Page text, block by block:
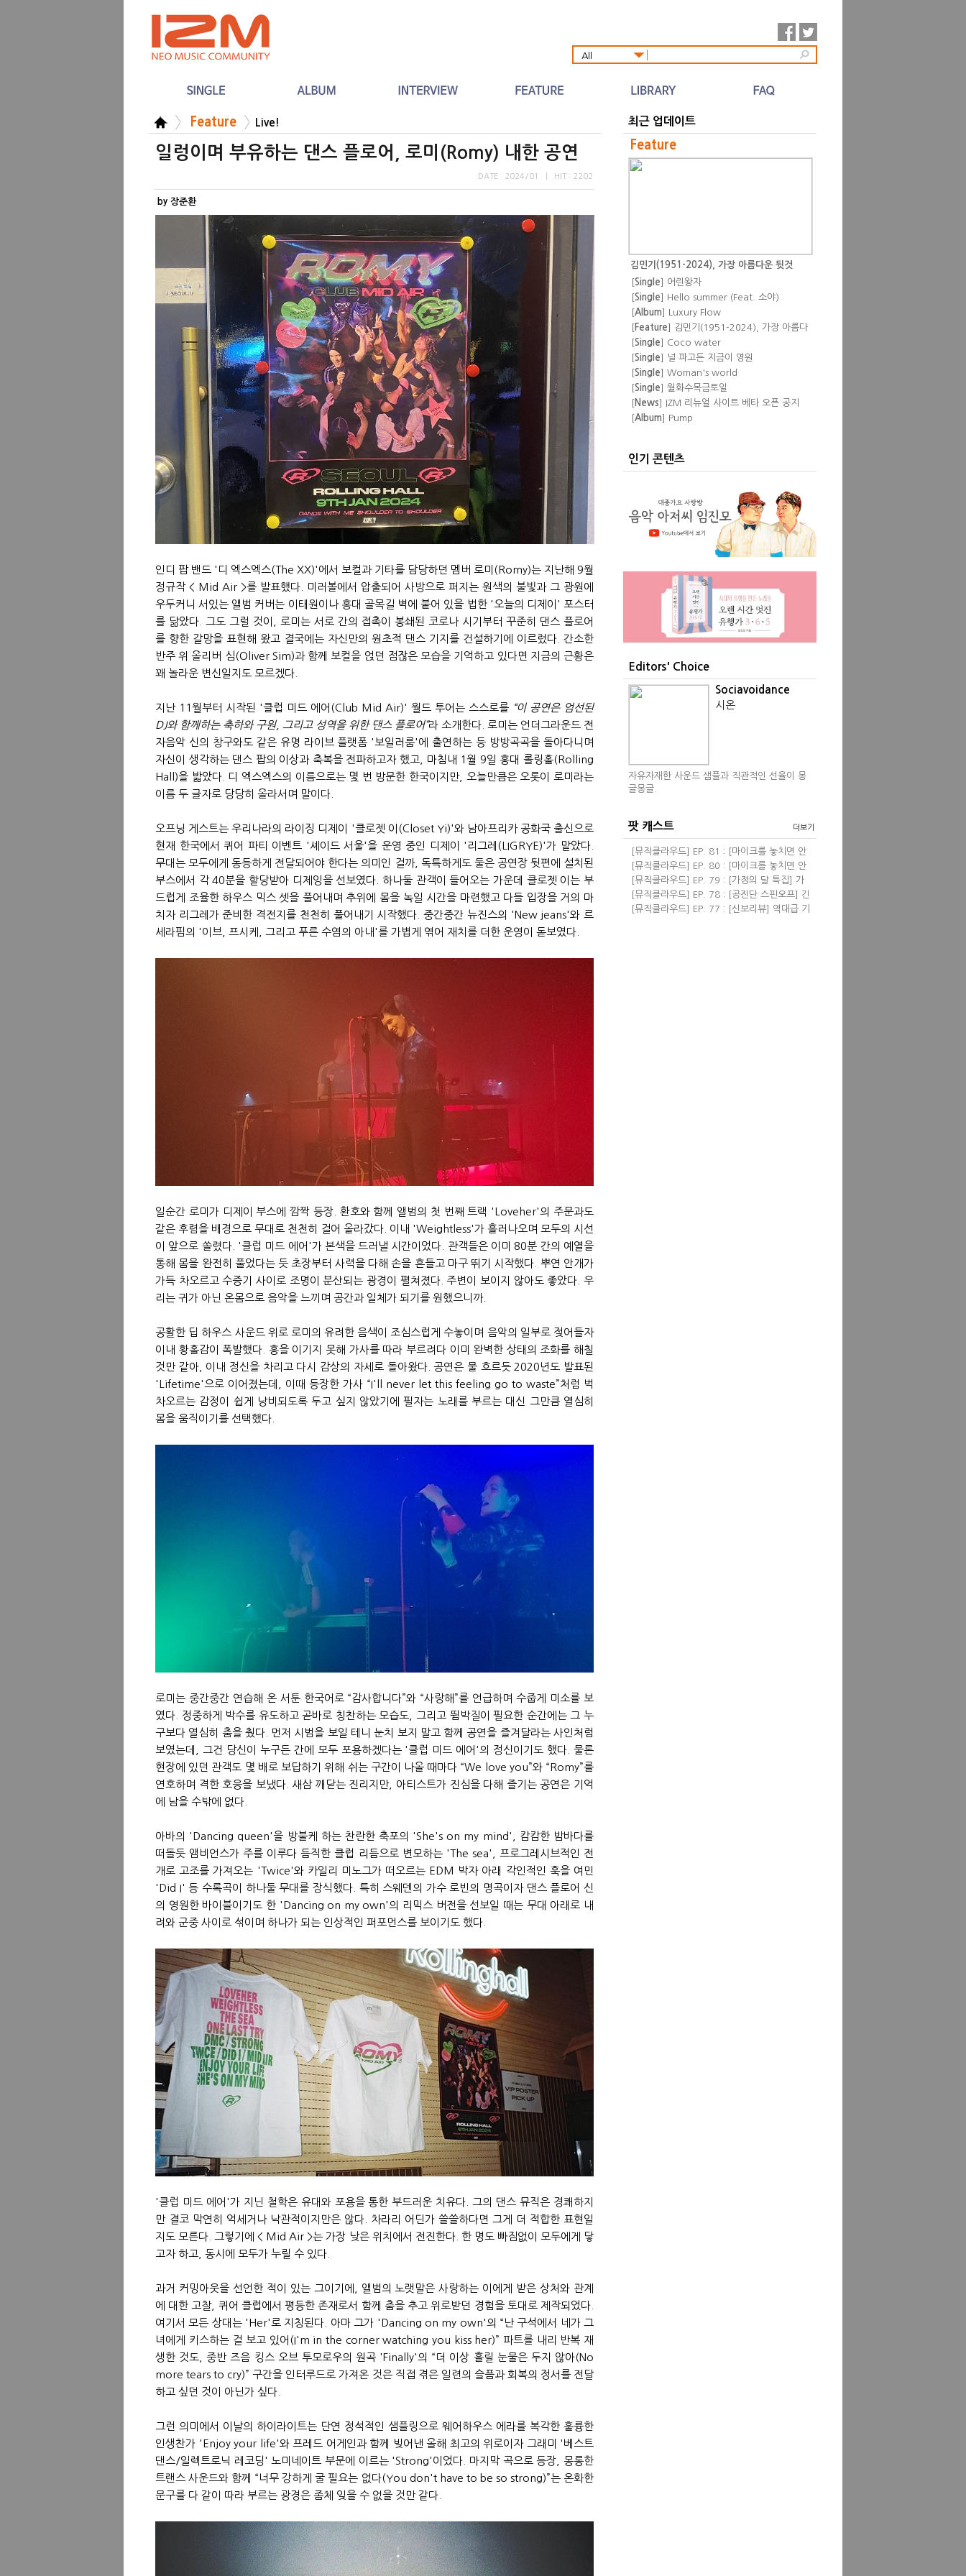
All
Feature Live!
일렁이며 부유하는 댄스 플로어, 로미(Romy) 내한 공연
DATE : 2024/01 HIT : 2202
by 장준환
인디 팝 밴드 '디 엑스엑스(The XX)'에서 보컬과 기타를 담당하던 멤버 로미(Romy)는 지난해 9월
정규작 < Mid Air >를 발표했다. 미러볼에서 압출되어 사방으로 퍼지는 원색의 불빛과 그 광원에
우두커니 서있는 앨범 커버는 이태원이나 홍대 골목길 벽에 붙어 있을 법한 '오늘의 디제이' 포스터
를 닮았다. 그도 그럴 것이, 로미는 서로 간의 접촉이 봉쇄된 코로나 시기부터 꾸준히 댄스 플로어
를 향한 갈망을 표현해 왔고 결국에는 자신만의 원초적 댄스 기지를 건설하기에 이르렀다. 간소한
반주 위 올리버 심(Oliver Sim)과 함께 보컬을 얹던 점잖은 모습을 기억하고 있다면 지금의 근황은
꽤 놀라운 변신일지도 모르겠다.
지난 11월부터 시작된 '클럽 미드 에어(Club Mid Air)' 월드 투어는 스스로를 “이 공연은 엄선된
DJ와 함께하는 축하와 구원, 그리고 성역을 위한 댄스 플로어”라 소개한다. 로미는 언더그라운드 전
자음악 신의 창구와도 같은 유명 라이브 플랫폼 '보일러룸'에 출연하는 등 방방곡곡을 돌아다니며
자신이 생각하는 댄스 팝의 이상과 축복을 전파하고자 했고, 마침내 1월 9일 홍대 롤링홀(Rolling
Hall)을 밟았다. 디 엑스엑스의 이름으로는 몇 번 방문한 한국이지만, 오늘만큼은 오롯이 로미라는
이름 두 글자로 당당히 올라서며 말이다.
오프닝 게스트는 우리나라의 라이징 디제이 '클로젯 이(Closet Yi)'와 남아프리카 공화국 출신으로
현재 한국에서 퀴어 파티 이벤트 '셰이드 서울'을 운영 중인 디제이 '리그레(LIGRYE)'가 맡았다.
무대는 모두에게 동등하게 전달되어야 한다는 의미인 걸까, 독특하게도 둘은 공연장 뒷편에 설치된
부스에서 각 40분을 할당받아 디제잉을 선보였다. 하나둘 관객이 들어오는 가운데 클로젯 이는 부
드럽게 조율한 하우스 믹스 셋을 풀어내며 추위에 몸을 녹일 시간을 마련했고 다들 입장을 거의 마
치자 리그레가 준비한 격전지를 천천히 풀어내기 시작했다. 중간중간 뉴진스의 'New jeans'와 르
세라핌의 '이브, 프시케, 그리고 푸른 수염의 아내'를 가볍게 엮어 재치를 더한 운영이 돋보였다.
일순간 로미가 디제이 부스에 깜짝 등장. 환호와 함께 앨범의 첫 번째 트랙 'Loveher'의 주문과도
같은 후렴을 배경으로 무대로 천천히 걸어 올라갔다. 이내 'Weightless'가 흘러나오며 모두의 시선
이 앞으로 쏠렸다. '클럽 미드 에어'가 본색을 드러낼 시간이었다. 관객들은 이미 80분 간의 예열을
통해 몸을 완전히 풀었다는 듯 초장부터 사력을 다해 손을 흔들고 마구 뛰기 시작했다. 뿌연 안개가
가득 차오르고 수증기 사이로 조명이 분산되는 광경이 펼쳐졌다. 주변이 보이지 않아도 좋았다. 우
리는 귀가 아닌 온몸으로 음악을 느끼며 공간과 일체가 되기를 원했으니까.
공활한 딥 하우스 사운드 위로 로미의 유려한 음색이 조심스럽게 수놓이며 음악의 일부로 젖어들자
이내 황홀감이 폭발했다. 흥을 이기지 못해 가사를 따라 부르려다 이미 완벽한 상태의 조화를 해칠
것만 같아, 이내 정신을 차리고 다시 감상의 자세로 돌아왔다. 공연은 물 흐르듯 2020년도 발표된
'Lifetime'으로 이어졌는데, 이때 등장한 가사 “I'll never let this feeling go to waste”처럼 벅
차오르는 감정이 쉽게 낭비되도록 두고 싶지 않았기에 필자는 노래를 부르는 대신 그만큼 열심히
몸을 움직이기를 선택했다.
로미는 중간중간 연습해 온 서툰 한국어로 “감사합니다”와 “사랑해”를 언급하며 수줍게 미소를 보
였다. 정중하게 박수를 유도하고 곧바로 칭찬하는 모습도, 그리고 뜀박질이 필요한 순간에는 그 누
구보다 열심히 춤을 췄다. 먼저 시범을 보일 테니 눈치 보지 말고 함께 공연을 즐겨달라는 사인처럼
보였는데, 그건 당신이 누구든 간에 모두 포용하겠다는 '클럽 미드 에어'의 정신이기도 했다. 물론
현장에 있던 관객도 몇 배로 보답하기 위해 쉬는 구간이 나올 때마다 “We love you”와 “Romy”를
연호하며 격한 호응을 보냈다. 새삼 깨닫는 진리지만, 아티스트가 진심을 다해 즐기는 공연은 기억
에 남을 수밖에 없다.
아바의 'Dancing queen'을 방불케 하는 찬란한 축포의 'She's on my mind', 캄캄한 밤바다를
떠돌듯 앰비언스가 주를 이루다 듬직한 클럽 리듬으로 변모하는 'The sea', 프로그레시브적인 전
개로 고조를 가져오는 'Twice'와 카일리 미노그가 떠오르는 EDM 박자 아래 각인적인 훅을 여민
'Did I' 등 수록곡이 하나둘 무대를 장식했다. 특히 스웨덴의 가수 로빈의 명곡이자 댄스 플로어 신
의 영원한 바이블이기도 한 'Dancing on my own'의 리믹스 버전을 선보일 때는 무대 아래로 내
려와 군중 사이로 섞이며 하나가 되는 인상적인 퍼포먼스를 보이기도 했다.
'클럽 미드 에어'가 지닌 철학은 유대와 포용을 통한 부드러운 치유다. 그의 댄스 뮤직은 경쾌하지
만 결코 막연히 억세거나 낙관적이지만은 않다. 차라리 어딘가 쓸쓸하다면 그게 더 적합한 표현일
지도 모른다. 그렇기에 < Mid Air >는 가장 낮은 위치에서 전진한다. 한 명도 빠짐없이 모두에게 닿
고자 하고, 동시에 모두가 누릴 수 있다.
과거 커밍아웃을 선언한 적이 있는 그이기에, 앨범의 노랫말은 사랑하는 이에게 받은 상처와 관계
에 대한 고찰, 퀴어 클럽에서 평등한 존재로서 함께 춤을 추고 위로받던 경험을 토대로 제작되었다.
여기서 모든 상대는 'Her'로 지칭된다. 아마 그가 'Dancing on my own'의 “난 구석에서 네가 그
녀에게 키스하는 걸 보고 있어(I'm in the corner watching you kiss her)” 파트를 내리 반복 재
생한 것도, 중반 즈음 킹스 오브 투모로우의 원곡 'Finally'의 “더 이상 흘릴 눈물은 두지 않아(No
more tears to cry)” 구간을 인터루드로 가져온 것은 직접 겪은 일련의 슬픔과 회복의 정서를 전달
하고 싶던 것이 아닌가 싶다.
그런 의미에서 이날의 하이라이트는 단연 정석적인 샘플링으로 웨어하우스 에라를 복각한 훌륭한
인생찬가 'Enjoy your life'와 프레드 어게인과 함께 빚어낸 올해 최고의 위로이자 그래미 '베스트
댄스/일렉트로닉 레코딩' 노미네이트 부문에 이르는 'Strong'이었다. 마지막 곡으로 등장, 몽롱한
트랜스 사운드와 함께 “너무 강하게 굴 필요는 없다(You don't have to be so strong)”는 온화한
문구를 다 같이 따라 부르는 광경은 좀체 잊을 수 없을 것만 같다.
최근 업데이트
Feature
김민기(1951-2024), 가장 아름다운 뒷것
[Single] 어린왕자
[Single] Hello summer (Feat. 소야)
[Album] Luxury Flow
[Feature] 김민기(1951-2024), 가장 아름다
운 뒷것
[Single] Coco water
[Single] 널 파고든 지금이 영원
[Single] Woman's world
[Single] 월화수목금토일
[News] IZM 리뉴얼 사이트 베타 오픈 공지
[Album] Pump
[Single] Don't
인기 콘텐츠
Editors' Choice
Sociavoidance
시온
자유자재한 사운드 샘플과 직관적인 선율이 몽
글몽글.
팟 캐스트 더보기
[뮤직클라우드] EP. 81 : [마이크를 놓치면 안
돼!] 영화음악 <프리실라> with 한성현, 염동
교 필자
[뮤직클라우드] EP. 80 : [마이크를 놓치면 안
돼!] 신보 리뷰 wi...
[뮤직클라우드] EP. 79 : [가정의 달 특집] 가
족과 관련된 음악들 &...
[뮤직클라우드] EP. 78 : [공진단 스핀오프] 긴
급 진단! 2024 뮤...
[뮤직클라우드] EP. 77 : [신보리뷰] 역대급 기